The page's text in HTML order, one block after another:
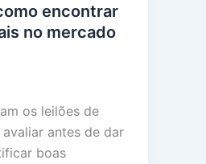
encontrar
no mercado
os leilões de
antes de dar
boas